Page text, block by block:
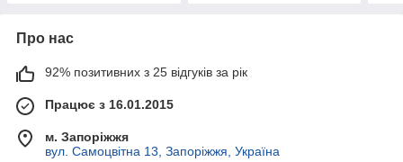
Про нас
92% позитивних з 25 відгуків за рік
Працює з 16.01.2015
м. Запоріжжя
вул. Самоцвітна 13, Запоріжжя, Україна